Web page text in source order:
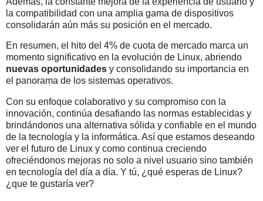
la compatibilidad con una amplia gama de dispositivos
consolidarán aún más su posición en el mercado.
En resumen, el hito del 4% de cuota de mercado marca un
momento significativo en la evolución de Linux, abriendo
nuevas oportunidades y consolidando su importancia en
el panorama de los sistemas operativos.
Con su enfoque colaborativo y su compromiso con la
innovación, continúa desafiando las normas establecidas y
brindándonos una alternativa sólida y confiable en el mundo
de la tecnología y la informática. Así que estamos deseando
ver el futuro de Linux y como continua creciendo
ofreciéndonos mejoras no solo a nivel usuario sino también
en tecnología del día a día. Y tú, ¿qué esperas de Linux?
¿que te gustaría ver?